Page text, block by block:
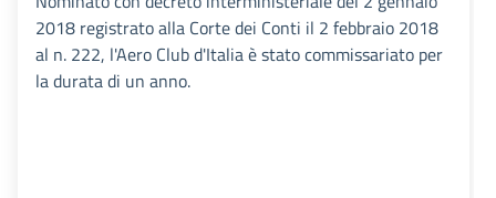
2018 registrato alla Corte dei Conti il 2 febbraio 2018
al n. 222, l'Aero Club d'Italia è stato commissariato per
la durata di un anno.